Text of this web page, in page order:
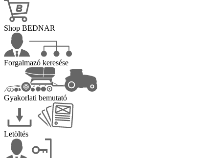
Shop BEDNAR
Forgalmazó keresése
Gyakorlati bemutató
Letöltés